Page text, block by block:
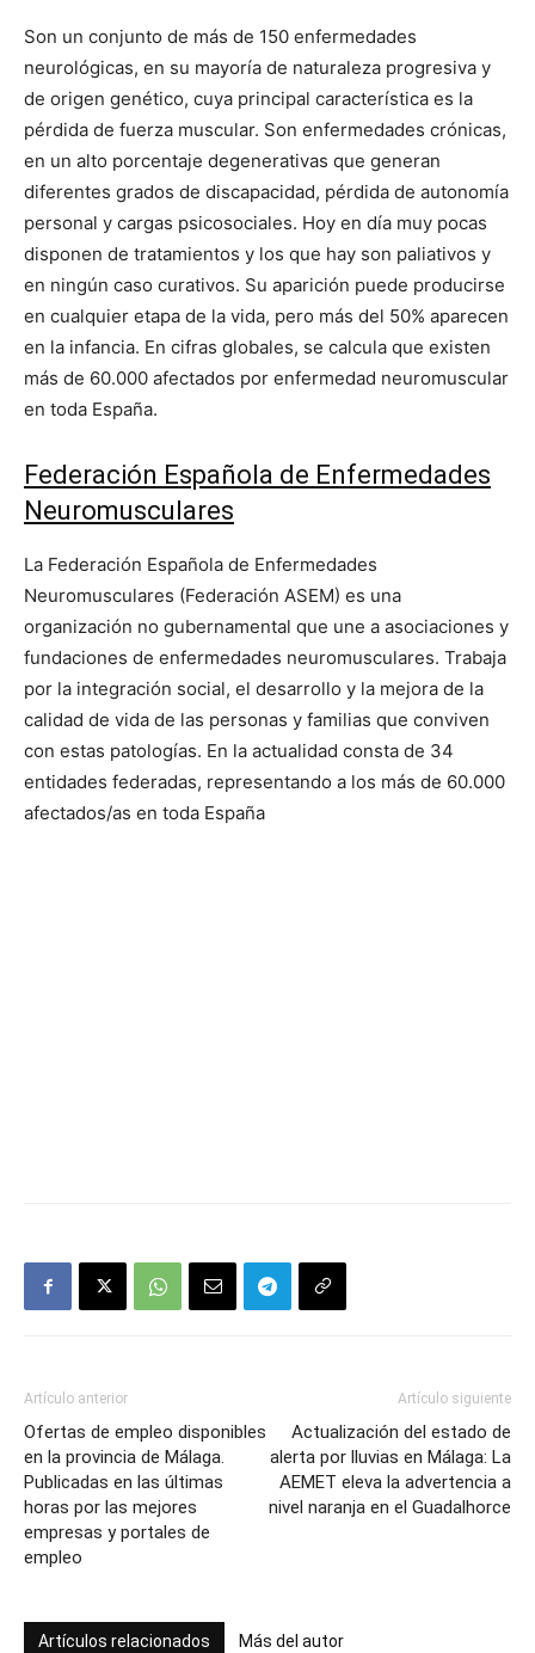
Son un conjunto de más de 150 enfermedades
neurológicas, en su mayoría de naturaleza progresiva y
de origen genético, cuya principal característica es la
pérdida de fuerza muscular. Son enfermedades crónicas,
en un alto porcentaje degenerativas que generan
diferentes grados de discapacidad, pérdida de autonomía
personal y cargas psicosociales. Hoy en día muy pocas
disponen de tratamientos y los que hay son paliativos y
en ningún caso curativos. Su aparición puede producirse
en cualquier etapa de la vida, pero más del 50% aparecen
en la infancia. En cifras globales, se calcula que existen
más de 60.000 afectados por enfermedad neuromuscular
en toda España.
Federación Española de Enfermedades
Neuromusculares
La Federación Española de Enfermedades
Neuromusculares (Federación ASEM) es una
organización no gubernamental que une a asociaciones y
fundaciones de enfermedades neuromusculares. Trabaja
por la integración social, el desarrollo y la mejora de la
calidad de vida de las personas y familias que conviven
con estas patologías. En la actualidad consta de 34
entidades federadas, representando a los más de 60.000
afectados/as en toda España
Artículo anterior
Ofertas de empleo disponibles
en la provincia de Málaga.
Publicadas en las últimas
horas por las mejores
empresas y portales de
empleo
Artículo siguiente
Actualización del estado de
alerta por lluvias en Málaga: La
AEMET eleva la advertencia a
nivel naranja en el Guadalhorce
Artículos relacionados Más del autor